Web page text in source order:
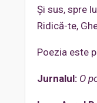
Și sus, spre
Ridică-te,
Poezia este
Jurnalul: O